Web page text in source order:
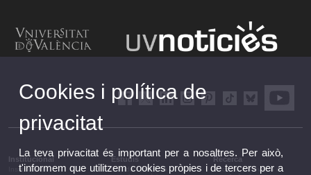
Institucional
Institucional
Estudis
Estudis i formació
Recerca
Recerca, innovació i
Cookies i política de
privacitat
La teva privacitat és important per a nosaltres. Per això,
t'informem que utilitzem cookies pròpies i de tercers per a